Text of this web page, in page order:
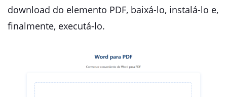
download do elemento PDF, baixá-lo, instalá-lo e,
finalmente, executá-lo.